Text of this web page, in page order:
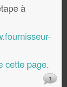
à
cette page.
1